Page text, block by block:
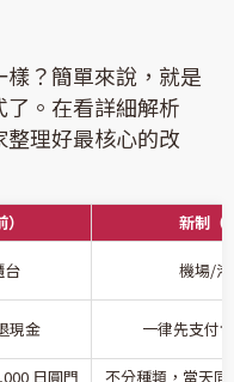
？簡單來說，就是
。在看詳細解析
理好最核心的改
新制（
台 機場/
現金 一律先支付
日圓門
不分種類，當天